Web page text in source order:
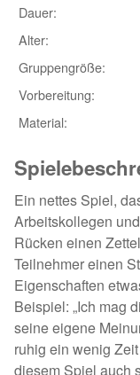
Wasserspiele
Motto-
sonstige
Material &
Impressum &
Tipps &
Spielebücher
Dauer:
Alter:
Gruppengröße:
Vorbereitung:
Material:
Ein nettes Spiel,
Arbeitskollegen
Rücken einen
Teilnehmer einen
Eigenschaften
Beispiel: „Ich mag
seine eigene
ruhig ein wenig
diesem Spiel auch